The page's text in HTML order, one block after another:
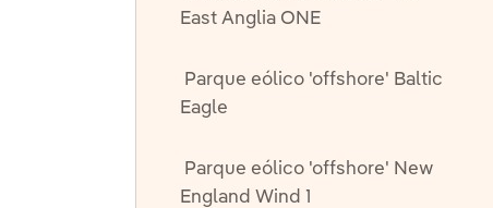
East Anglia ONE
Parque eólico 'offshore' Baltic
Eagle
Parque eólico 'offshore' New
England Wind 1